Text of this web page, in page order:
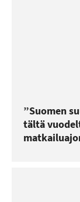
”Suomen
tältä